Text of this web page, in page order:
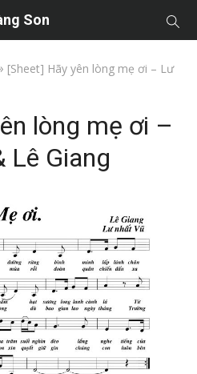
Son
[Sheet] Hãy yên lòng mẹ ơi – Lư
lòng mẹ ơi –
Lê Giang